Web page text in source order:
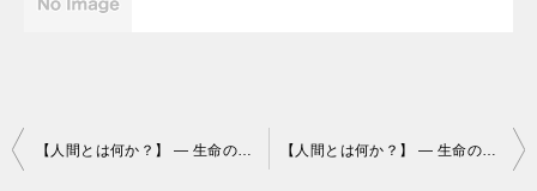
投
【人間とは何か？】 ― 生命のつながりシリーズ ―2 【人間とは何か？】 ― 生命のつながりシリーズ ―4